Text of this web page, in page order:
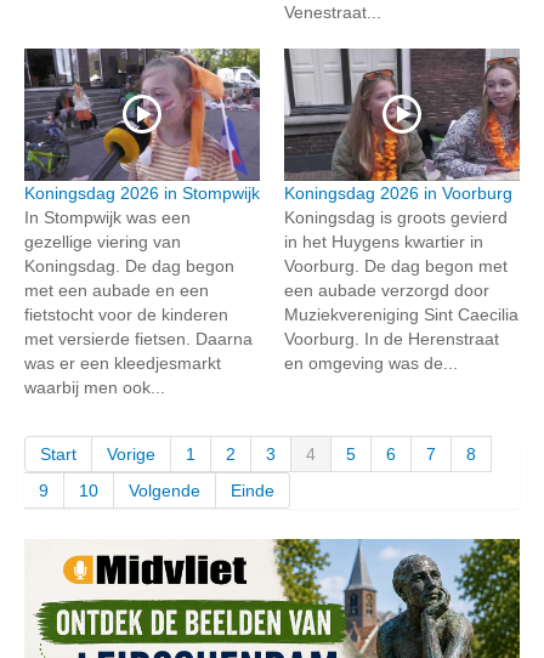
Venestraat...
Koningsdag 2026 in Stompwijk
In Stompwijk was een
gezellige viering van
Koningsdag. De dag begon
met een aubade en een
fietstocht voor de kinderen
met versierde fietsen. Daarna
was er een kleedjesmarkt
waarbij men ook...
Koningsdag 2026 in Voorburg
Koningsdag is groots gevierd
in het Huygens kwartier in
Voorburg. De dag begon met
een aubade verzorgd door
Muziekvereniging Sint Caecilia
Voorburg. In de Herenstraat
en omgeving was de...
Start Vorige 1 2 3 4 5 6 7
8
9
10 Volgende Einde